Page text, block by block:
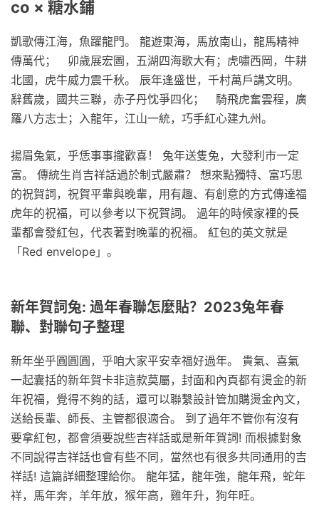
co × 糖水鋪
凱歌傳江海，魚躍龍門。 龍遊東海，馬放南山，龍馬精神
傳萬代； 卯歲展宏圖，五湖四海歌大有；虎嘯西岡，牛耕
北國，虎牛威力震千秋。 辰年逢盛世，千村萬戶講文明。
辭舊歲，國共三聯，赤子丹忱爭四化； 騎飛虎奮雲程，廣
羅八方志士；入龍年，江山一統，巧手紅心建九州。
揚眉兔氣，乎恁事事攏歡喜！ 兔年送隻兔，大發利市一定
富。 傳統生肖吉祥話過於制式嚴肅？ 想來點獨特、富巧思
的祝賀詞，祝賀平輩與晚輩，用有趣、有創意的方式傳達福
虎年的祝福，可以參考以下祝賀詞。 過年的時候家裡的長
輩都會發紅包，代表著對晚輩的祝福。 紅包的英文就是
「Red envelope」。
新年賀詞兔: 過年春聯怎麼貼？2023兔年春
聯、對聯句子整理
新年坐乎圓圓圓，乎咱大家平安幸福好過年。 貴氣、喜氣
一起囊括的新年賀卡非這款莫屬，封面和內頁都有燙金的新
年祝福，覺得不夠的話，還可以聯繫設計管加購燙金內文，
送給長輩、師長、主管都很適合。 到了過年不管你有沒有
要拿紅包，都會須要說些吉祥話或是新年賀詞! 而根據對象
不同說得吉祥話也會有些不同，當然也有很多共同通用的吉
祥話! 這篇詳細整理給你。 龍年猛，龍年強，龍年飛，蛇年
祥，馬年奔，羊年放，猴年高，雞年升，狗年旺。